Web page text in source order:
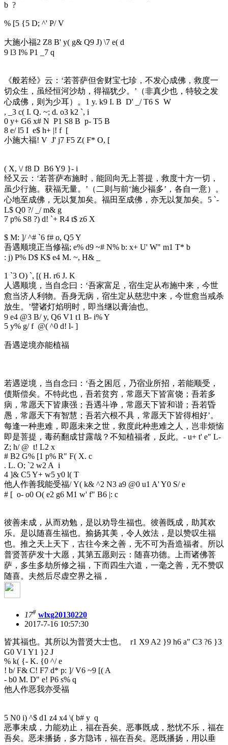
b ?
% [5 {5 D; ^' P/ V
大施小福2 Z8 B' y( g& Q9 J) \7 e( d
9 l3 I% P1 _7 q
《般若经》云：‘若菩萨但舍财宝七珍，不发心成佛，救度一
切众生，虽经恒河沙劫，得福犹少。’（非真少也，特较之发
心成佛，则为少耳）。 1 y. k9 I. B D' _/ T6 S W
, _3 c( I. Q. ~; d. o3 k2 `, i
0 y+ G6 x# N P1 S8 B p- T5 B
8 e/ l5 I e$ h+ |! f [
小施大福! V J' j7 F5 Z( F* O, [
( X, \/ f8 D B6 Y9 }- i
经又云：‘若菩萨布施时，能回向无上菩提，救度十方一切，
虽少行施。获福无量。’（二则与前‘施少福多’，各自一意）。
心地至成佛，无以复加矣。福田至成佛，亦无以复加矣。 5 `-
L$ Q0 ?/ _/ m& g
7 p% S8 ?) d! `+ R4 t$ z6 X
$ M: ]/ ^# `6 f# o, Q5 Y
吾遇顺境正当修福; e% d9 ~# N% b: x+ U' W" m1 T* b
: j) P% D$ K$ e4 M. ~, H& _
1 `3 O) `, [( H. r6 J. K
人遇顺境，当自念曰：‘吾家富足，宿生定从布施中来，今世
愈当济人利物。吾身无病，宿生定从慈悲中来，今世愈当戒杀
放生。’譬诸灯焰明时，即当继以膏油也。
9 e4 @3 B/ y, Q6 V1 t1 B- i% Y
5 y% g/ f @( ^0 d! l- ]
吾遇逆境亦能植福
若遇逆境，当自念曰：‘吾之困厄，乃宿业所招，若能顺受，
债斯偿矣。不特此也，吾若贫穷，常愿天下皆富饶；吾若多
病，常愿天下皆康强；吾遇斗诤，常愿天下皆和谐；吾若昏
愚，常愿天下有智慧；吾若六根不具，常愿天下皆得相好’。
每逢一种患难，即愿未来之世，救度此种患难之人，岂非烦恼
即是菩提，毒药翻成甘露哉？不知植福者，反此。 - u+ t' e" L-
Z; h/ @ t! L2 x
# B2 G% [1 p% R" F( X. c
. L. O; `2 w2 A i
4 ]& C5 Y+ w5 y0 l( T
他人作善我能受福/ Y( k& ^2 N3 a9 @0 u1 A' Y0 S/ e
# [ o- o0 O( e2 g6 M1 w' f" B6 |: c
彼善未成，从而劝勉，是以劝导生福也。彼善既成，助其欢
乐。是以随喜生福也。揄扬其美，令人效法，是以赞叹生福
也。推之天上天下，古往今来之善，无不可为吾造福者。所以
普贤菩萨发十大愿，其第五愿则云：随喜功德。上而诸佛菩
萨，多生多劫所修之福，下而四生六道，一毫之善，无不赞叹
随喜。夫然后尽虚空界之福，
17# wlxg20130220
2017-7-16 10:57:30
皆其福也。其所以为普贤大士也。
r1 X9 A2 }9 h6 a" C3 ?6 }3
G0 V1 Y1 }2 J
% k( {- K. {0 ^/ e
! b/ F& C! F7 d* p: ]/ V6 ~9 [( A
- b0 M. D" e! P6 s% q
他人作恶我亦受福
5 N0 i) ^$ d1 z4 x4 \( b# y q
恶事未成，力能劝止，福在吾矣。恶事既成，愁忧不乐，福在
吾矣。恶未播扬，多方隐讳，福在吾矣。恶既播扬，用以垂